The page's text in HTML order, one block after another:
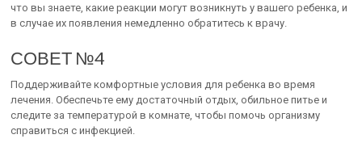
что вы знаете, какие реакции могут возникнуть у вашего ребенка, и
в случае их появления немедленно обратитесь к врачу.
СОВЕТ №4
Поддерживайте комфортные условия для ребенка во время
лечения. Обеспечьте ему достаточный отдых, обильное питье и
следите за температурой в комнате, чтобы помочь организму
справиться с инфекцией.